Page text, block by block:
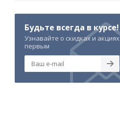
Будьте всегда в курсе!
Узнавайте о скидках и акциях
первым